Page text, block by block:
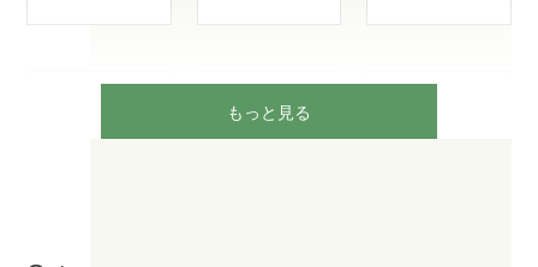
もっと見る